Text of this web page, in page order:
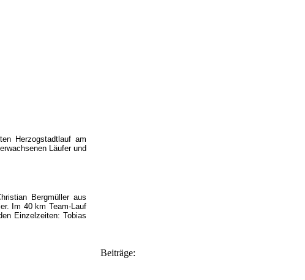
Herzogstadtlauf am
Läufer und
Bergmüller aus
Im 40 km Team-Lauf
Einzelzeiten: Tobias
Beiträge: